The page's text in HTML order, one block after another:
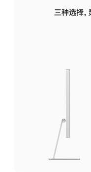
三种选择